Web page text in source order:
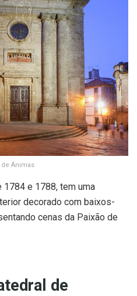
de Ánimas
1784 e 1788, tem uma
decorado com baixos-
cenas da Paixão de
de